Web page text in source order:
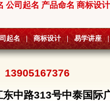
公司起名 产品命名 商标设计
起名 | 商标设计 | 易学讲座 |
中路313号中泰国际